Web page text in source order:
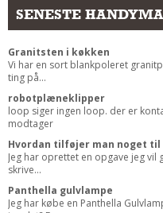
SENESTE
Granitsten i køkken
Vi har en sort blankpoleret
ting på...
robotplæneklipper
loop siger ingen loop. der er
modtager
Hvordan tilføjer man noget
Jeg har oprettet en opgave jeg
skrive...
Panthella gulvlampe
Jeg har købe en Panthella